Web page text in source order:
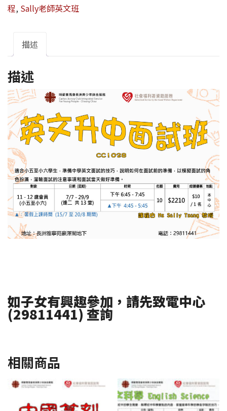
程, Sally老師英文班
描述
描述
如子女有興趣參加，請先致電中心
(29811441) 查詢
相關商品